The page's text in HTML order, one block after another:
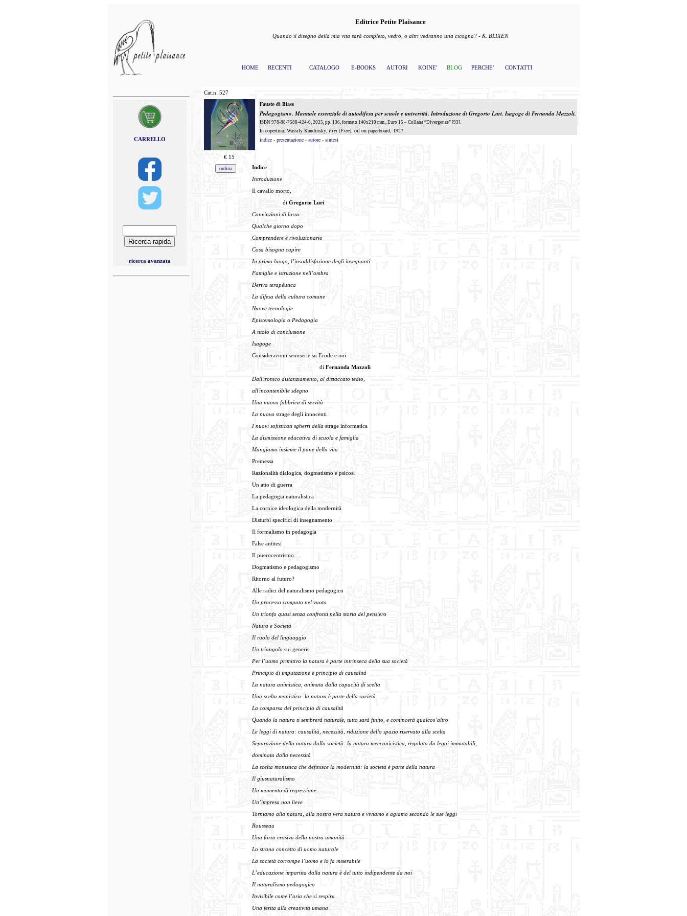
Editrice Petite Plaisance
Quando il disegno della mia vita sarà completo, vedrò, o altri vedranno una cicogna? - K. BLIXEN
HOME RECENTI CATALOGO E-BOOKS AUTORI KOINE' BLOG PERCHE' CONTATTI
CARRELLO
ricerca avanzata
Cat.n. 527
Fausto di Biase
Pedagogismo. Manuale essenziale di autodifesa per scuole e università. Introduzione di Gregorio Luri. Isagoge di Fernanda Mazzoli.
ISBN 978-88-7588-424-6, 2025, pp. 136, formato 140x210 mm., Euro 15 – Collana “Divergenze” [93].
In copertina: Wassily Kandinsky, Frei (Free), oil on paperboard, 1927.
indice- presentazione- autore- sintesi
€ 15
Indice
Introduzione
Il cavallo morto,
di Gregorio Luri
Convinzioni di lusso
Qualche giorno dopo
Comprendere è rivoluzionario
Cosa bisogna capire
In primo luogo, l’insoddisfazione degli insegnanti
Famiglie e istruzione nell’ombra
Deriva terapéutica
La difesa della cultura comune
Nuove tecnologie
Epistemologia o Pedagogia
A titolo di conclusione
Isagoge
Considerazioni semiserie su Erode e noi
di Fernanda Mazzoli
Dall'ironico distanziamento, al distaccato tedio,
all'incontenibile sdegno
Una nuova fabbrica di servitù
La nuova strage degli innocenti
I nuovi sofisticati sgherri della strage informatica
La dismissione educativa di scuola e famiglia
Mangiamo insieme il pane della vita
Premessa
Razionalità dialogica, dogmatismo e psicosi
Un atto di guerra
La pedagogia naturalistica
La cornice ideologica della modernità
Disturbi specifici di insegnamento
Il formalismo in pedagogia
False antitesi
Il puerocentrismo
Dogmatismo e pedagogismo
Ritorno al futuro?
Alle radici del naturalismo pedagogico
Un processo campato nel vuoto
Un trionfo quasi senza confronti nella storia del pensiero
Natura e Società
Il ruolo del linguaggio
Un triangolo sui generis
Per l’uomo primitivo la natura è parte intrinseca della sua società
Principio di imputazione e principio di causalità
La natura animistica, animata dalla capacità di scelta
Una scelta monistica: la natura è parte della società
La comparsa del principio di causalità
Quando la natura ti sembrerà naturale, tutto sarà finito, e comincerà qualcos’altro
Le leggi di natura: causalità, necessità, riduzione dello spazio riservato alla scelta
Separazione della natura dalla società: la natura meccanicistica, regolata da leggi immutabili,
dominata dalla necessità
La scelta monistica che definisce la modernità: la società è parte della natura
Il giusnaturalismo
Un momento di regressione
Un’impresa non lieve
Torniamo alla natura, alla nostra vera natura e viviamo e agiamo secondo le sue leggi
Rousseau
Una forza erosiva della nostra umanità
Lo strano concetto di uomo naturale
La società corrompe l’uomo e lo fa miserabile
L’educazione impartita dalla natura è del tutto indipendente da noi
Il naturalismo pedagogico
Invisibile come l’aria che si respira
Una ferita alla creatività umana